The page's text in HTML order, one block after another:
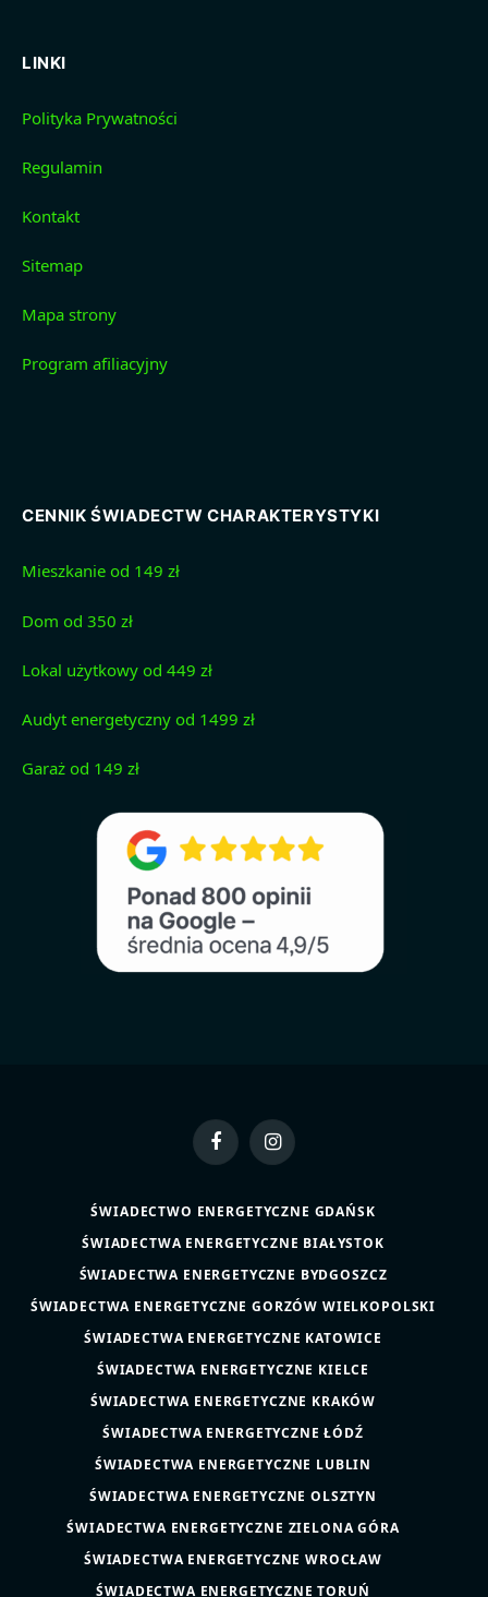
LINKI
Polityka Prywatności
Regulamin
Kontakt
Sitemap
Mapa strony
Program afiliacyjny
CENNIK ŚWIADECTW CHARAKTERYSTYKI
Mieszkanie od 149 zł
Dom od 350 zł
Lokal użytkowy od 449 zł
Audyt energetyczny od 1499 zł
Garaż od 149 zł
FacebookInstagram
ŚWIADECTWO ENERGETYCZNE GDAŃSK
ŚWIADECTWA ENERGETYCZNE BIAŁYSTOK
ŚWIADECTWA ENERGETYCZNE BYDGOSZCZ
ŚWIADECTWA ENERGETYCZNE GORZÓW WIELKOPOLSKI
ŚWIADECTWA ENERGETYCZNE KATOWICE
ŚWIADECTWA ENERGETYCZNE KIELCE
ŚWIADECTWA ENERGETYCZNE KRAKÓW
ŚWIADECTWA ENERGETYCZNE ŁÓDŹ
ŚWIADECTWA ENERGETYCZNE LUBLIN
ŚWIADECTWA ENERGETYCZNE OLSZTYN
ŚWIADECTWA ENERGETYCZNE ZIELONA GÓRA
ŚWIADECTWA ENERGETYCZNE WROCŁAW
ŚWIADECTWA ENERGETYCZNE TORUŃ